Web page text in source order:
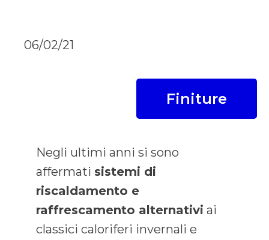
06/02/21
Finiture
Negli ultimi anni si sono
affermati sistemi di
riscaldamento e
raffrescamento alternativi ai
classici caloriferi invernali e